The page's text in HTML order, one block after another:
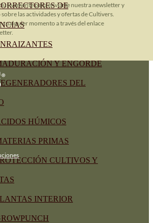
DE
Y ENGORDE
DEL
HÚMICOS
PRIMAS
CULTIVOS Y
INTERIOR
para enviarte nuestra newsletter y
las actividades y ofertas de Cultivers.
cualquier momento a través del enlace